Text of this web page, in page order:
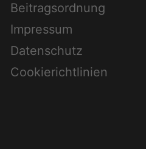
Beitragsordnung
Impressum
Datenschutz
Cookierichtlinien